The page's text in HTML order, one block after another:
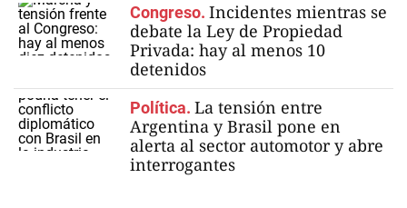
Congreso. Incidentes mientras se
debate la Ley de Propiedad
Privada: hay al menos 10
detenidos
Política. La tensión entre
Argentina y Brasil pone en
alerta al sector automotor y abre
interrogantes